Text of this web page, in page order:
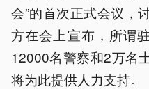
会”的首次正式会议，
方在会上宣布，所谓
12000名警察和2万名
将为此提供人力支持。